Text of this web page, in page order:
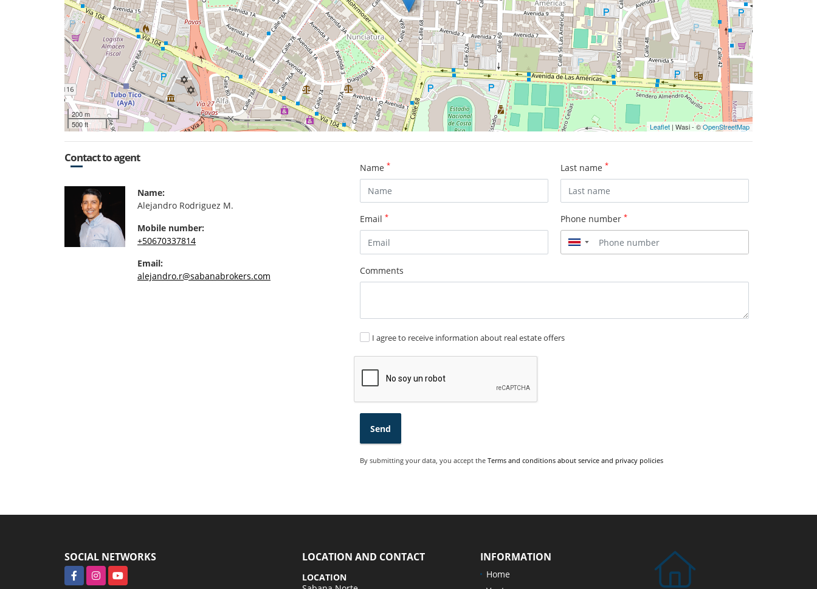
200 m
500 ft
Leaflet | Wasi - ©OpenStreetMap
Contact to agent
Name:
Alejandro Rodriguez M.
Mobile number:
+50670337814
Email:
alejandro.r@sabanabrokers.com
Name * Last name *
Email * Phone number *
▼
Comments
I agree to receive information about real estate offers
Send
By submitting your data, you accept the Terms and conditions about service and privacy policies
SOCIAL NETWORKS
FacebookInstagramYouTube
LOCATION AND CONTACT
LOCATION
INFORMATION
Home